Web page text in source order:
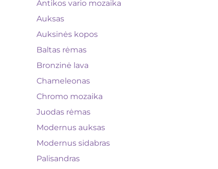
Antikos vario mozaika
Auksas
Auksinės kopos
Baltas rėmas
Bronzinė lava
Chameleonas
Chromo mozaika
Juodas rėmas
Modernus auksas
Modernus sidabras
Palisandras